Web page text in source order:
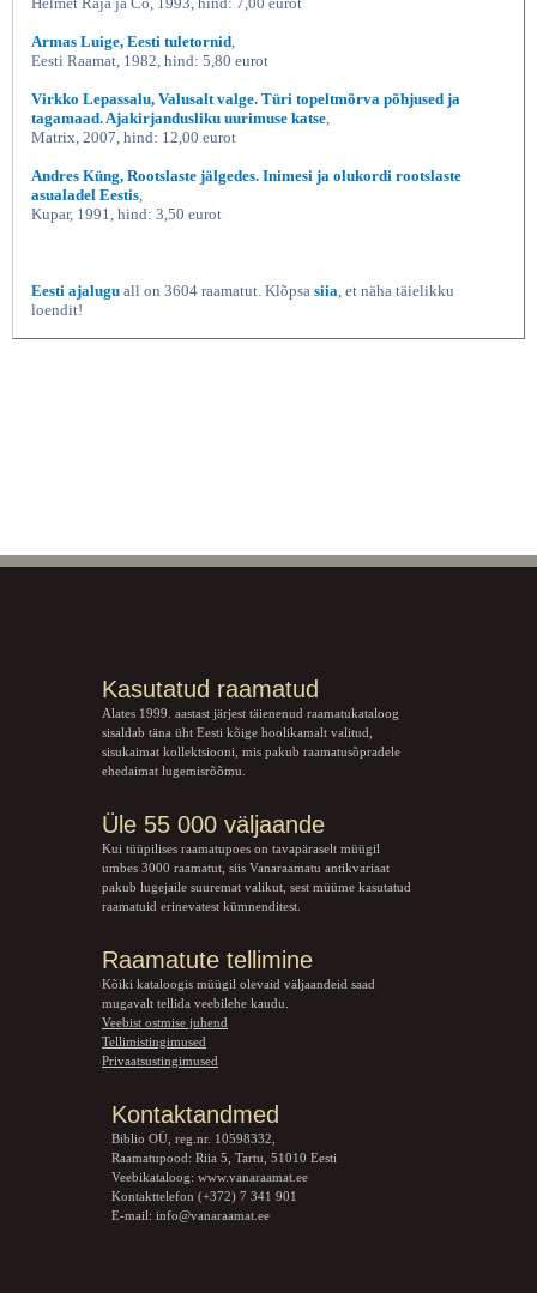
Armas Luige, Eesti tuletornid,
Eesti Raamat, 1982, hind: 5,80 eurot
Virkko Lepassalu, Valusalt valge. Türi topeltmõrva põhjused ja
tagamaad. Ajakirjandusliku uurimuse katse,
Matrix, 2007, hind: 12,00 eurot
Andres Küng, Rootslaste jälgedes. Inimesi ja olukordi rootslaste
asualadel Eestis,
Kupar, 1991, hind: 3,50 eurot
Eesti ajalugu all on 3604 raamatut. Klõpsa siia, et näha täielikku
loendit!
Kasutatud raamatud
Alates 1999. aastast järjest täienenud raamatukataloog
sisaldab täna üht Eesti kõige hoolikamalt valitud,
sisukaimat kollektsiooni, mis pakub raamatusõpradele
ehedaimat lugemisrõõmu.
Üle 55 000 väljaande
Kui tüüpilises raamatupoes on tavapäraselt müügil
umbes 3000 raamatut, siis Vanaraamatu antikvariaat
pakub lugejaile suuremat valikut, sest müüme kasutatud
raamatuid erinevatest kümnenditest.
Raamatute tellimine
Kõiki kataloogis müügil olevaid väljaandeid saad
mugavalt tellida veebilehe kaudu.
Veebist ostmise juhend
Tellimistingimused
Privaatsustingimused
Kontaktandmed
Biblio OÜ, reg.nr. 10598332,
Raamatupood: Riia 5, Tartu, 51010 Eesti
Veebikataloog: www.vanaraamat.ee
Kontakttelefon (+372) 7 341 901
E-mail: info@vanaraamat.ee